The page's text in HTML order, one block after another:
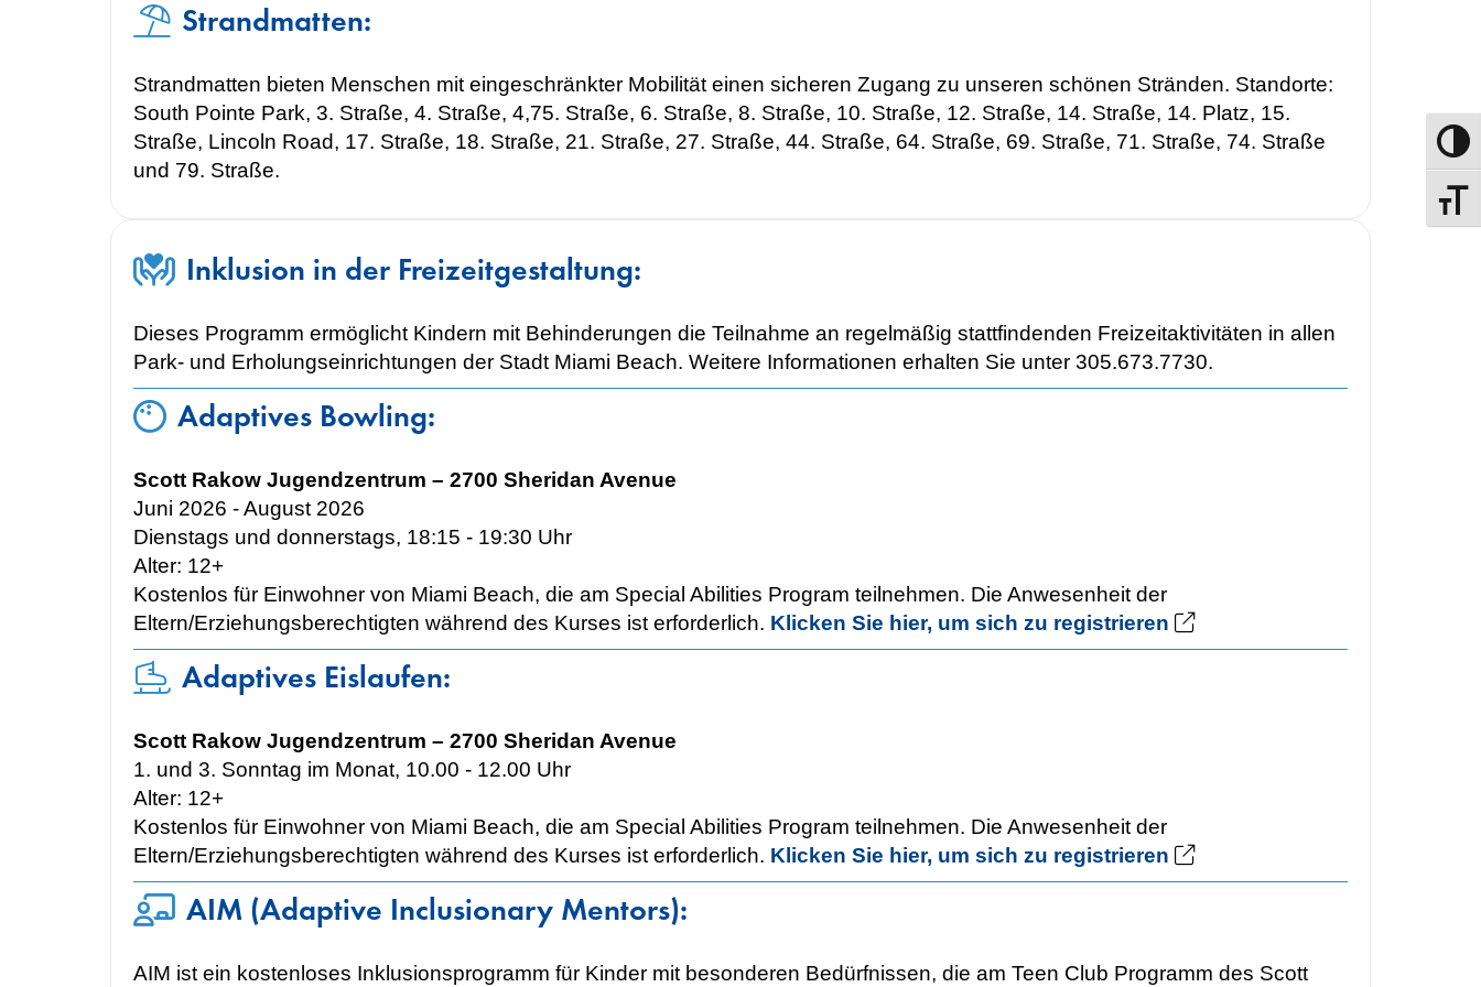
Strandmatten:
Strandmatten bieten Menschen mit eingeschränkter Mobilität einen sicheren Zugang zu unseren schönen Stränden. Standorte:
South Pointe Park, 3. Straße, 4. Straße, 4,75. Straße, 6. Straße, 8. Straße, 10. Straße, 12. Straße, 14. Straße, 14. Platz, 15.
Straße, Lincoln Road, 17. Straße, 18. Straße, 21. Straße, 27. Straße, 44. Straße, 64. Straße, 69. Straße, 71. Straße, 74. Straße
und 79. Straße.
Inklusion in der Freizeitgestaltung:
Dieses Programm ermöglicht Kindern mit Behinderungen die Teilnahme an regelmäßig stattfindenden Freizeitaktivitäten in allen
Park- und Erholungseinrichtungen der Stadt Miami Beach. Weitere Informationen erhalten Sie unter 305.673.7730.
Adaptives Bowling:
Scott Rakow Jugendzentrum – 2700 Sheridan Avenue
Juni 2026 - August 2026
Dienstags und donnerstags, 18:15 - 19:30 Uhr
Alter: 12+
Kostenlos für Einwohner von Miami Beach, die am Special Abilities Program teilnehmen. Die Anwesenheit der
Eltern/Erziehungsberechtigten während des Kurses ist erforderlich. Klicken Sie hier, um sich zu registrieren
Adaptives Eislaufen:
Scott Rakow Jugendzentrum – 2700 Sheridan Avenue
1. und 3. Sonntag im Monat, 10.00 - 12.00 Uhr
Alter: 12+
Kostenlos für Einwohner von Miami Beach, die am Special Abilities Program teilnehmen. Die Anwesenheit der
Eltern/Erziehungsberechtigten während des Kurses ist erforderlich. Klicken Sie hier, um sich zu registrieren
AIM (Adaptive Inclusionary Mentors):
AIM ist ein kostenloses Inklusionsprogramm für Kinder mit besonderen Bedürfnissen, die am Teen Club Programm des Scott